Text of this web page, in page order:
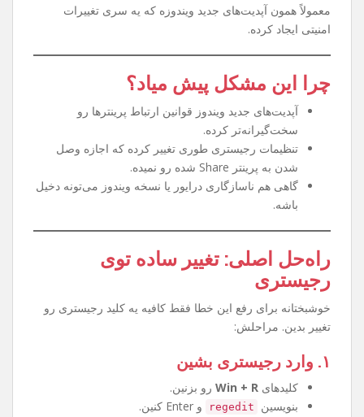
معمولاً همون آپدیت‌های جدید ویندوزه که یه سری تغییرات
امنیتی ایجاد کرده.
چرا این مشکل پیش میاد؟
آپدیت‌های جدید ویندوز قوانین ارتباط پرینترها رو
سخت‌گیرانه‌تر کرده.
تنظیمات رجیستری طوری تغییر کرده که اجازه وصل
شدن به پرینتر Share شده رو نمیده.
گاهی هم ناسازگاری درایور یا نسخه ویندوز می‌تونه دخیل
باشه.
راه‌حل اصلی: تغییر ساده توی
رجیستری
خوشبختانه برای رفع این خطا فقط کافیه یه کلید رجیستری رو
تغییر بدین. مراحلش:
۱. وارد رجیستری بشین
کلیدهای Win + R رو بزنین.
بنویسین
regedit و Enter کنین.